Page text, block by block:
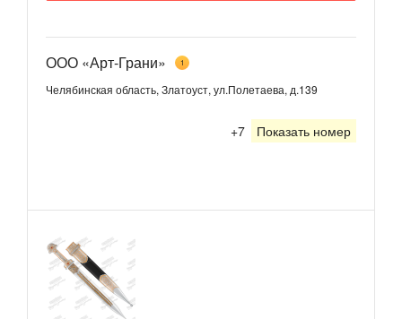
ООО «Арт-Грани» 1
Челябинская область, Златоуст, ул.Полетаева, д.139
+7 Показать номер